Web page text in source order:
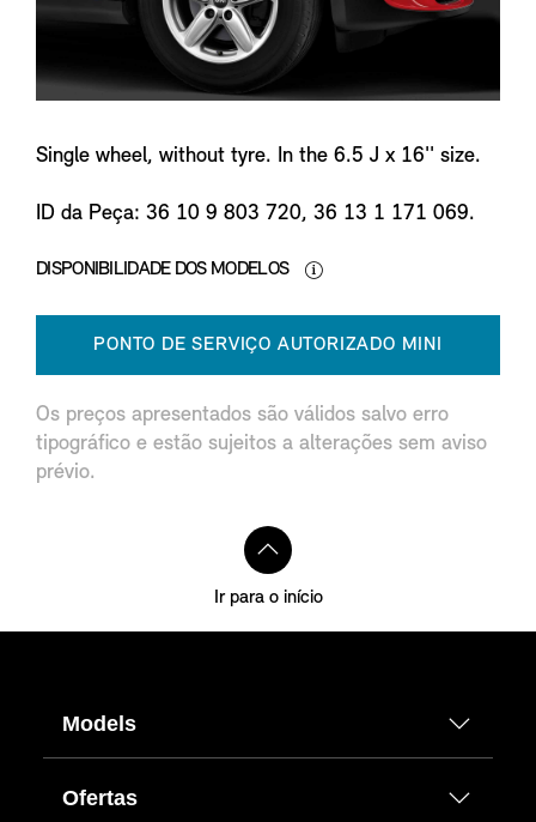
Single wheel, without tyre. In the 6.5 J x 16'' size.
ID da Peça: 36 10 9 803 720, 36 13 1 171 069.
DISPONIBILIDADE DOS MODELOS
PONTO DE SERVIÇO AUTORIZADO MINI
Os preços apresentados são válidos salvo erro
tipográfico e estão sujeitos a alterações sem aviso
prévio.
Ir para o início
Models
Ofertas